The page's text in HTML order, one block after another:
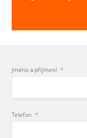
Jméno a příjmení *
Telefon *